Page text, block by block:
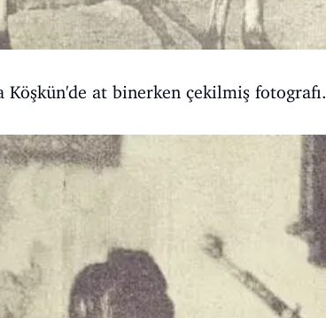
Köşkün'de at binerken çekilmiş fotografı.